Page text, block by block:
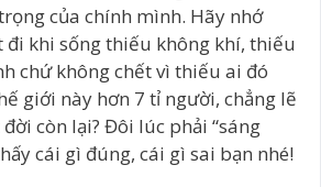
của chính mình. Hãy nhớ
đi khi sống thiếu không khí, thiếu
chứ không chết vì thiếu ai đó
giới này hơn 7 tỉ người, chẳng lẽ
còn lại? Đôi lúc phải “sáng
cái gì đúng, cái gì sai bạn nhé!